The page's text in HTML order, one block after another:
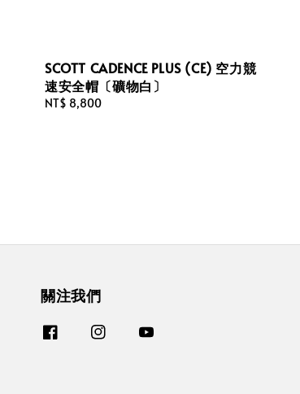
SCOTT CADENCE PLUS (CE) 空力競
速安全帽〔礦物白〕
Regular
NT$ 8,800
關注我們